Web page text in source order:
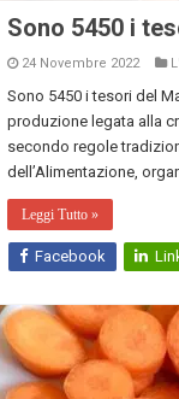
Sono 5450 i
24 Novembre 2022
Sono 5450 i tesori del
produzione legata alla
secondo regole
dell’Alimentazione,
Leggi Tutto »
Facebook